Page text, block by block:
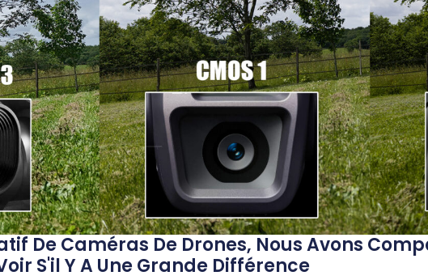
De Caméras De Drones, Nous Avons
S'il Y A Une Grande Différence